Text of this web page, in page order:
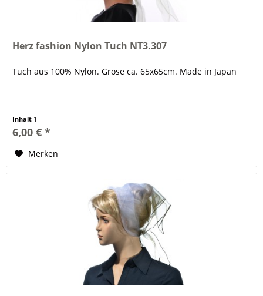
Herz fashion Nylon Tuch NT3.307
Tuch aus 100% Nylon. Gröse ca. 65x65cm. Made in Japan
Inhalt 1
6,00 € *
Merken